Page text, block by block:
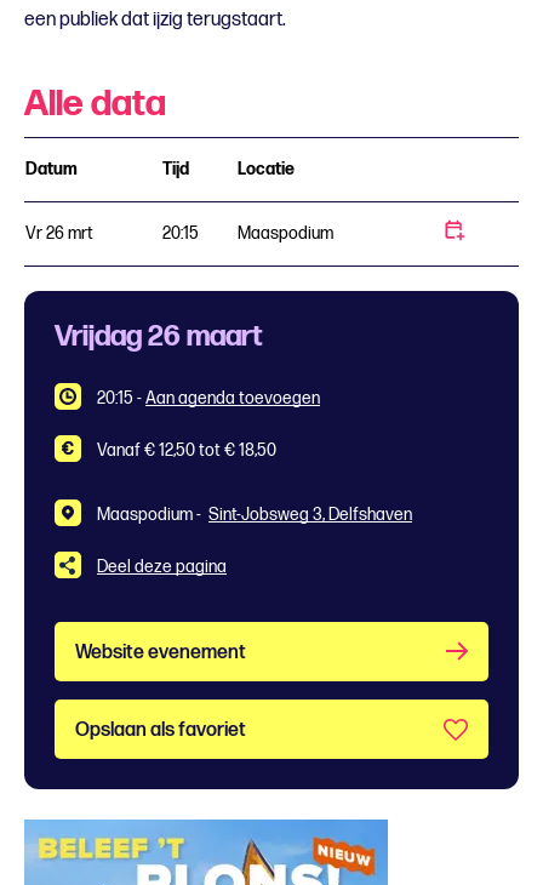
een publiek dat ijzig terugstaart.
Alle data
Datum Tijd Locatie
Vr 26 mrt 20:15 Maaspodium
Vrijdag 26 maart
20:15 -Aan agenda toevoegen
Vanaf € 12,50 tot € 18,50
Maaspodium - Sint-Jobsweg 3, Delfshaven
Deel deze pagina
Website evenement
Opslaan als favoriet